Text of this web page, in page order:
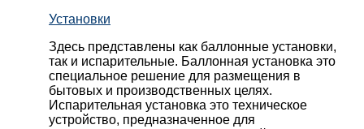
Установки
Здесь представлены как баллонные установки,
так и испарительные. Баллонная установка это
специальное решение для размещения в
бытовых и производственных целях.
Испарительная установка это техническое
устройство, предназначенное для